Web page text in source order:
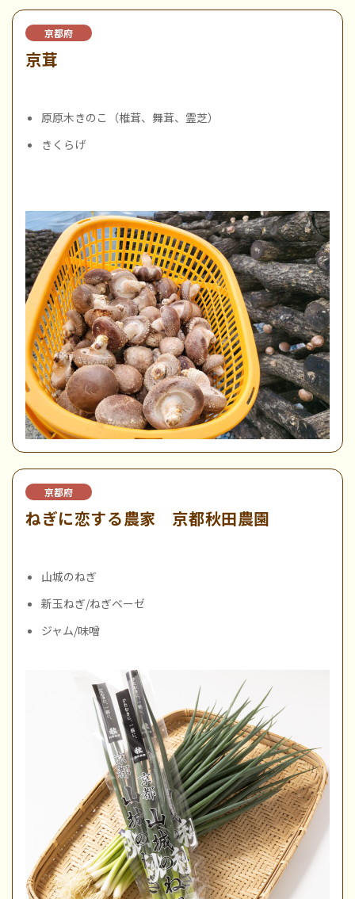
京都府
京茸
原原木きのこ（椎茸、舞茸、霊芝）
きくらげ
京都府
ねぎに恋する農家 京都秋田農園
山城のねぎ
新玉ねぎ/ねぎベーゼ
ジャム/味噌